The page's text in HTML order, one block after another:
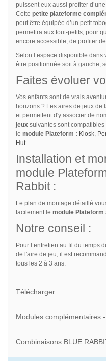
puissent eux aussi profiter
Cette petite plateforme
peut être équipée d’un petit
permettra aux tout-petits, pour
encore accessible, de profiter
Selon l’espace disponible dans
être positionnée soit à gauche,
Faites évoluer
Vos enfants sont de vrais
horizons ? Les aires de jeux de
et permettent d'y associer de
jeuxsuivantes sont compatibles
le module Plateform : Kiosk,
Hut.
Installation et
module
Rabbit :
Le plan de montage détaillé
facilement le module Plateform
Notre conseil :
Pour l’entretien au fil du temps
de l'aire de jeu, il est
tous les 2 à 3 ans.
Télécharger
Modules complémentaires
Combinaisons BLUE